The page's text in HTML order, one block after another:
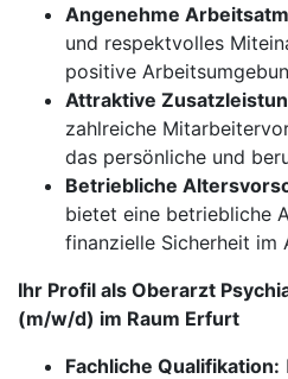
Angenehme
und respektvolles
positive
Attraktive
zahlreiche
das persönliche und
Betriebliche
bietet eine betriebliche
finanzielle Sicherheit im
Ihr Profil als Oberarzt
(m/w/d) im Raum Erfurt
Fachliche Qualifikation: